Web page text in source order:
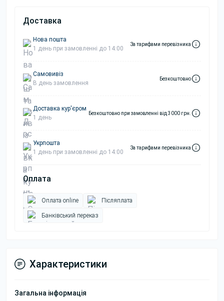
Доставка
Нова пошта
1 день при замовленні до 14:00
За тарифами перевізника
Самовивіз
В день замовлення
Безкоштовно
Доставка кур'єром
1 день
Безкоштовно при замовленні від 3000 грн.
Укрпошта
1 день при замовленні до 14:00
За тарифами перевізника
Оплата
Оплата online Післяплата
Банківський переказ
Характеристики
Загальна інформація